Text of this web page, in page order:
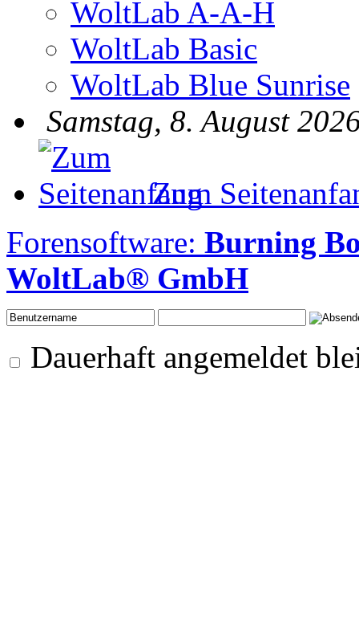
WoltLab A-A-H
WoltLab Basic
WoltLab Blue Sunrise
Samstag, 8. August
Zum
Forensoftware: Burning
WoltLab® GmbH
Dauerhaft angemeldet